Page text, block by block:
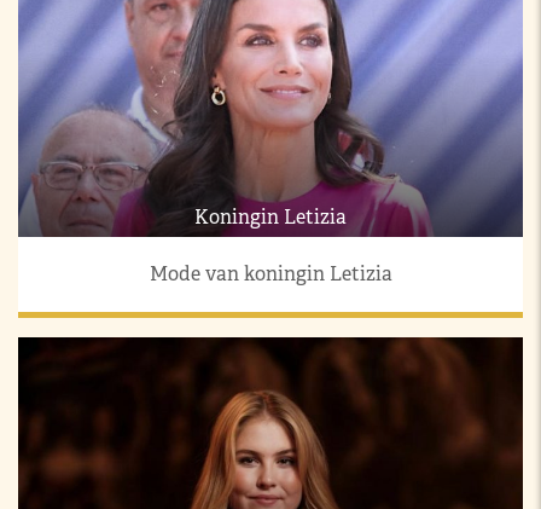
Koningin Letizia
Mode van koningin Letizia